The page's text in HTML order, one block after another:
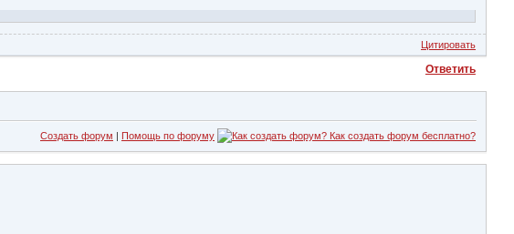
Цитировать
Ответить
Создать форум | Помощь по форуму